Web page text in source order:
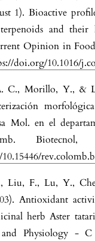
1). Bioactive
and their
Opinion in
doi.org/10.1016/
C., Morillo, Y., &
Mol. en el
Biotecnol,
Liu, F., Lu, Y.,
Antioxidant
herb Aster
and Physiology -